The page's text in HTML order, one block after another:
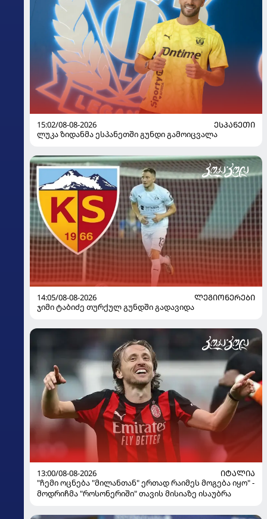
15:02/08-08-2026
ᲔᲡᲞᲐᲜᲔᲗᲘ
ლუკა ზიდანმა ესპანეთში გუნდი გამოიცვალა
14:05/08-08-2026
ᲚᲔᲒᲘᲝᲜᲔᲠᲔᲑᲘ
ჯიმი ტაბიძე თურქულ გუნდში გადავიდა
13:00/08-08-2026
ᲘᲢᲐᲚᲘᲐ
"ჩემი ოცნება "მილანთან" ერთად რაიმეს მოგება იყო" -
მოდრიჩმა "როსონერიში" თავის მისიაზე ისაუბრა